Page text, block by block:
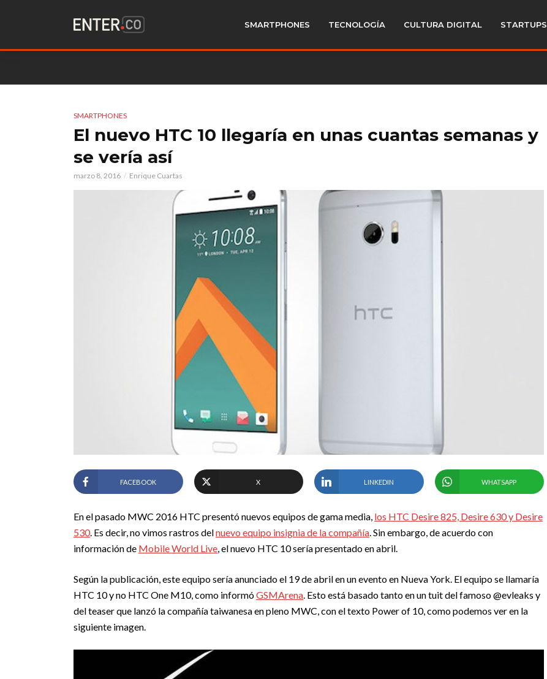
SMARTPHONES TECNOLOGÍA CULTURA DIGITAL STARTUPS
SMARTPHONES
El nuevo HTC 10 llegaría en unas cuantas semanas y
se vería así
marzo 8, 2016 Enrique Cuartas
FACEBOOK X LINKEDIN WHATSAPP
En el pasado MWC 2016 HTC presentó nuevos equipos de gama media, los HTC Desire 825, Desire 630 y Desire
530. Es decir, no vimos rastros delnuevo equipo insignia de la compañía. Sin embargo, de acuerdo con
información de Mobile World Live, el nuevo HTC 10 sería presentado en abril.
Según la publicación, este equipo sería anunciado el 19 de abril en un evento en Nueva York. El equipo se llamaría
HTC 10 y no HTC One M10, como informóGSMArena. Esto está basado tanto en un tuit del famoso @evleaks y
del teaser que lanzó la compañía taiwanesa en pleno MWC, con el texto Power of 10, como podemos ver en la
siguiente imagen.